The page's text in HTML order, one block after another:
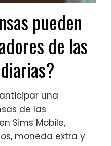
pueden
de las
una
de las
Sims Mobile,
moneda extra y